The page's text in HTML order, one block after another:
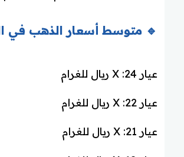
🔹 متوسط أسعار الذهب في السعودية لعام 2026
عيار 24: X ريال للغرام
عيار 22: X ريال للغرام
عيار 21: X ريال للغرام